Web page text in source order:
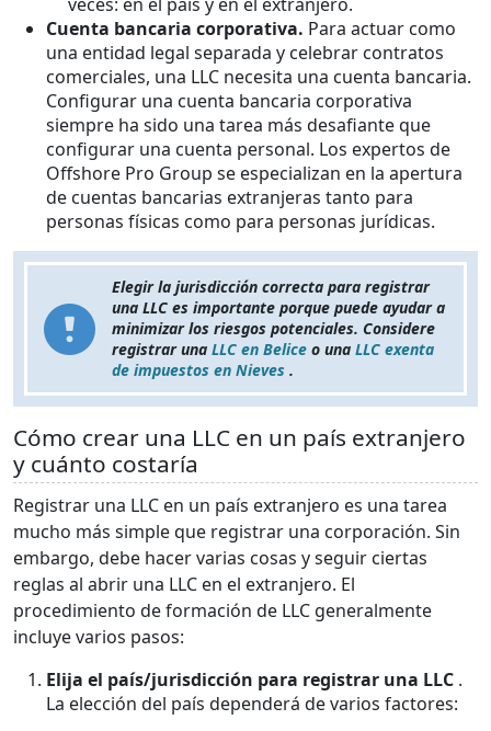
Cuenta bancaria corporativa. Para actuar como
una entidad legal separada y celebrar contratos
comerciales, una LLC necesita una cuenta bancaria.
Configurar una cuenta bancaria corporativa
siempre ha sido una tarea más desafiante que
configurar una cuenta personal. Los expertos de
Offshore Pro Group se especializan en la apertura
de cuentas bancarias extranjeras tanto para
personas físicas como para personas jurídicas.
Elegir la jurisdicción correcta para registrar
una LLC es importante porque puede ayudar a
minimizar los riesgos potenciales. Considere
registrar una LLC en Belice o una LLC exenta
de impuestos en Nieves .
Cómo crear una LLC en un país extranjero
y cuánto costaría
Registrar una LLC en un país extranjero es una tarea
mucho más simple que registrar una corporación. Sin
embargo, debe hacer varias cosas y seguir ciertas
reglas al abrir una LLC en el extranjero. El
procedimiento de formación de LLC generalmente
incluye varios pasos:
Elija el país/jurisdicción para registrar una LLC .
La elección del país dependerá de varios factores: